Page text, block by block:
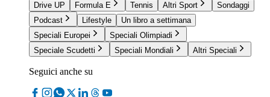
Drive UP
Formula E Tennis Altri Sport
Sondaggi
Podcast
Lifestyle
Un libro a settimana
Speciali Europei
Speciali Olimpiadi
Speciale Scudetti
Speciali Mondiali Altri Speciali
Seguici anche su